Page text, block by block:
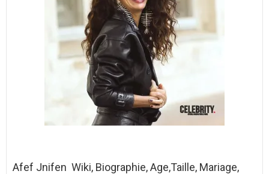
Afef Jnifen Wiki, Biographie, Age,Taille, Mariage,